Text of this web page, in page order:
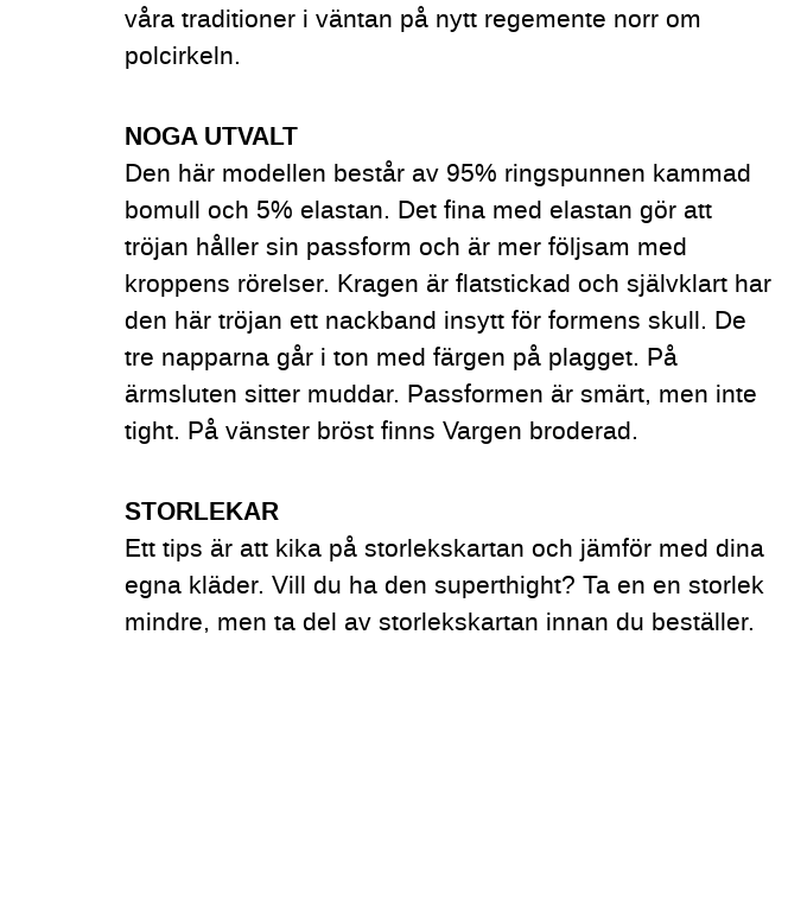
våra traditioner i väntan på nytt regemente norr om
polcirkeln.
NOGA UTVALT
Den här modellen består av 95% ringspunnen kammad
bomull och 5% elastan. Det fina med elastan gör att
tröjan håller sin passform och är mer följsam med
kroppens rörelser. Kragen är flatstickad och självklart har
den här tröjan ett nackband insytt för formens skull. De
tre napparna går i ton med färgen på plagget. På
ärmsluten sitter muddar. Passformen är smärt, men inte
tight. På vänster bröst finns Vargen broderad.
STORLEKAR
Ett tips är att kika på storlekskartan och jämför med dina
egna kläder. Vill du ha den superthight? Ta en en storlek
mindre, men ta del av storlekskartan innan du beställer.